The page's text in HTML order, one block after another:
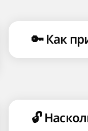
🔑 Как
🔓